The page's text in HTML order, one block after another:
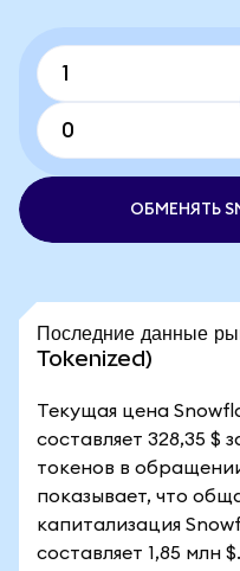
ОБМЕНЯТЬ
Последние данные
Tokenized)
Текущая цена
составляет 328,35 $
токенов в
показывает, что
капитализация
составляет 1,85 млн $.